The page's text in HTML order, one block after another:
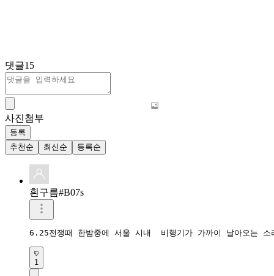
댓글15
사진첨부
등록
추천순
최신순 등록순
흰구름#B07s
6.25전쟁때 한밤중에 서울 시내  비행기가 가까이 날아오는 소
1